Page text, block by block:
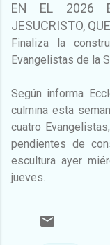
EN EL 2026
JESUCRISTO,
Finaliza la
Evangelistas de la
Según informa
culmina esta
cuatro
pendientes de
escultura ayer
jueves.